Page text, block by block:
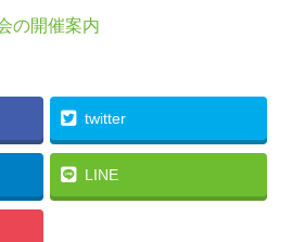
の開催案内
twitter
LINE